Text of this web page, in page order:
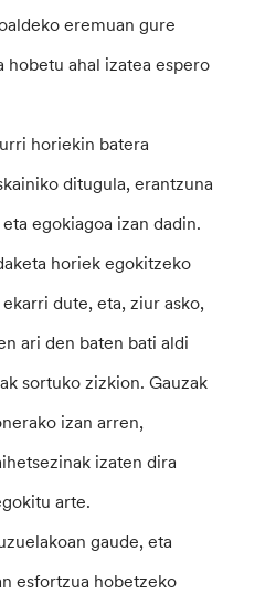
eremuan gure
hobetu ahal izatea espero
horiekin batera
ditugula, erantzuna
egokiagoa izan dadin.
horiek egokitzeko
dute, eta, ziur asko,
ari den baten bati aldi
sortuko zizkion. Gauzak
izan arren,
izaten dira
arte.
gaude, eta
esfortzua hobetzeko